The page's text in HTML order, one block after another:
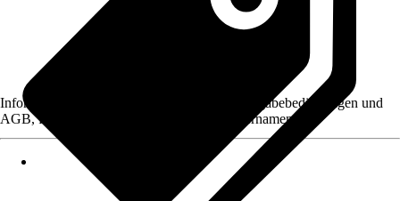
Informationen des Verkäufers, wie z. B. Rückgabebedingungen und
AGB, finden Sie bei Klick auf den Verkäufernamen.